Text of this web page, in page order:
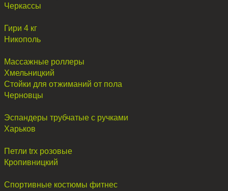
Черкассы
Гири 4 кг
Никополь
Массажные роллеры
Хмельницкий
Стойки для отжиманий от пола
Черновцы
Эспандеры трубчатые с ручками
Харьков
Петли trx розовые
Кропивницкий
Спортивные костюмы фитнес